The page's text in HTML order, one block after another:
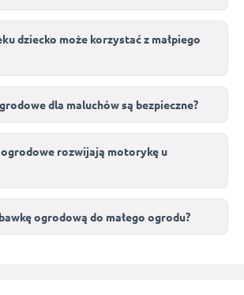
dziecko może korzystać z małpiego
dla maluchów są bezpieczne?
rozwijają motorykę u
ogrodową do małego ogrodu?